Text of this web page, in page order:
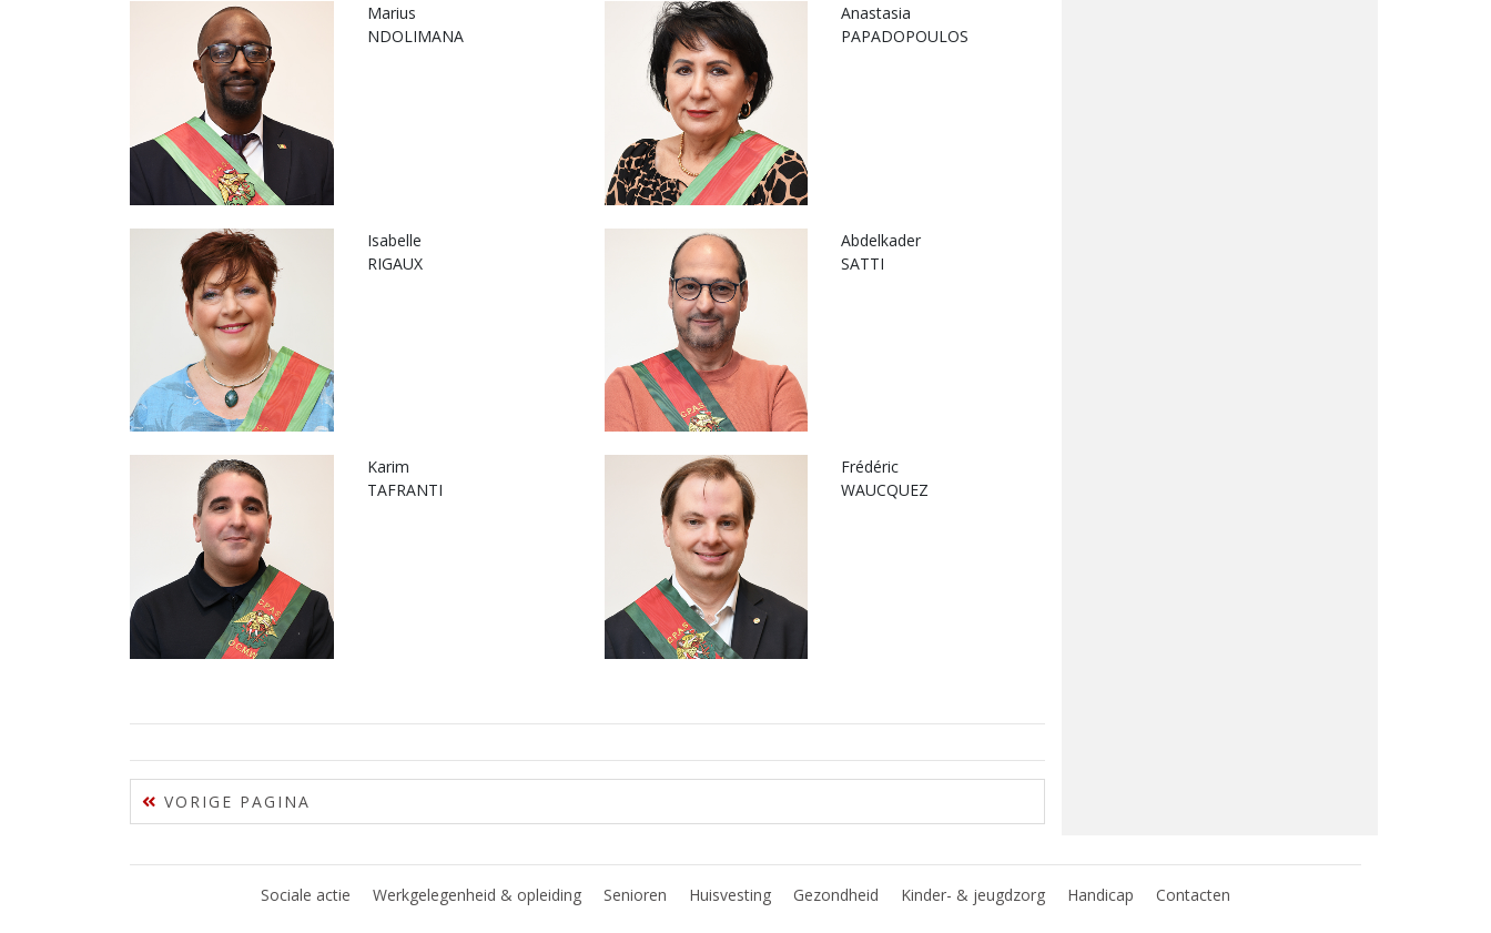
Marius
NDOLIMANA
Anastasia
PAPADOPOULOS
Isabelle
RIGAUX
Abdelkader
SATTI
Karim
TAFRANTI
Frédéric
WAUCQUEZ
VORIGE PAGINA
Sociale actie Werkgelegenheid & opleiding Senioren Huisvesting Gezondheid Kinder- & jeugdzorg Handicap Contacten